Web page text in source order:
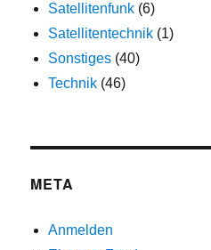
Satellitenfunk (6)
Satellitentechnik (1)
Sonstiges (40)
Technik (46)
META
Anmelden